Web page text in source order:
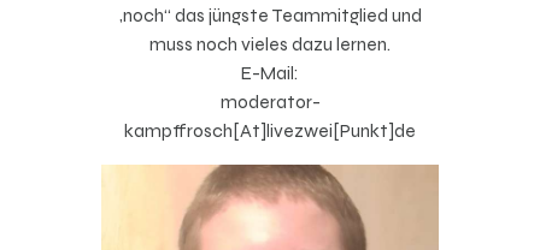
„noch“ das jüngste Teammitglied und
muss noch vieles dazu lernen.
E-Mail:
moderator-
kampffrosch[At]livezwei[Punkt]de